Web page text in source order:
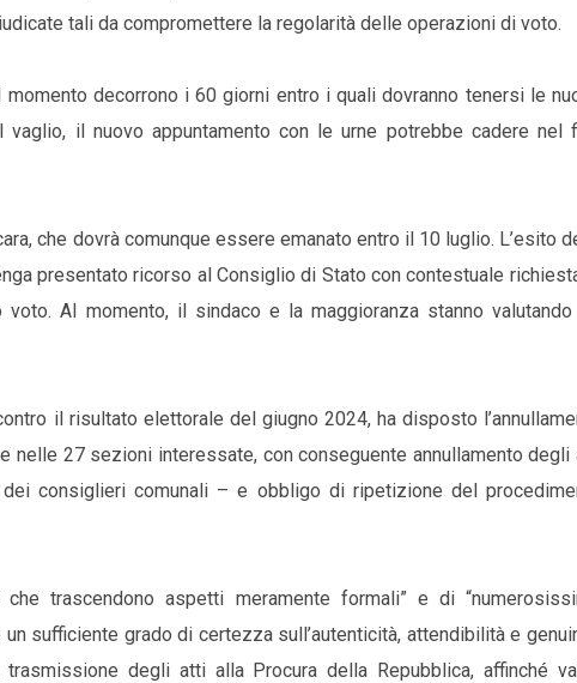
tali da compromettere la regolarità delle operazioni di voto.
decorrono i 60 giorni entro i quali dovranno tenersi le
il nuovo appuntamento con le urne potrebbe cadere nel
che dovrà comunque essere emanato entro il 10 luglio. L’esito
presentato ricorso al Consiglio di Stato con contestuale
Al momento, il sindaco e la maggioranza stanno
il risultato elettorale del giugno 2024, ha disposto
27 sezioni interessate, con conseguente annullamento degli
consiglieri comunali – e obbligo di ripetizione del
trascendono aspetti meramente formali” e di
sufficiente grado di certezza sull’autenticità, attendibilità e
degli atti alla Procura della Repubblica, affinché